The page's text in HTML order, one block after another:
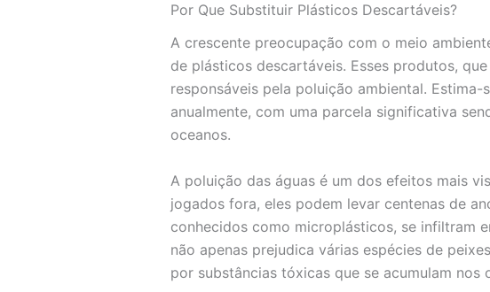
Por Que Substituir Plásticos Descartáveis?
A crescente preocupação com o meio
de plásticos descartáveis. Esses produtos,
responsáveis pela poluição ambiental.
anualmente, com uma parcela significativa
oceanos.
A poluição das águas é um dos efeitos mais
jogados fora, eles podem levar centenas de
conhecidos como microplásticos, se infiltram
não apenas prejudica várias espécies de
por substâncias tóxicas que se acumulam nos